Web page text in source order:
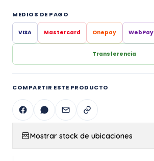
MEDIOS DE PAGO
VISA Mastercard Onepay WebPay
Transferencia
COMPARTIR ESTE PRODUCTO
Mostrar stock de ubicaciones
|